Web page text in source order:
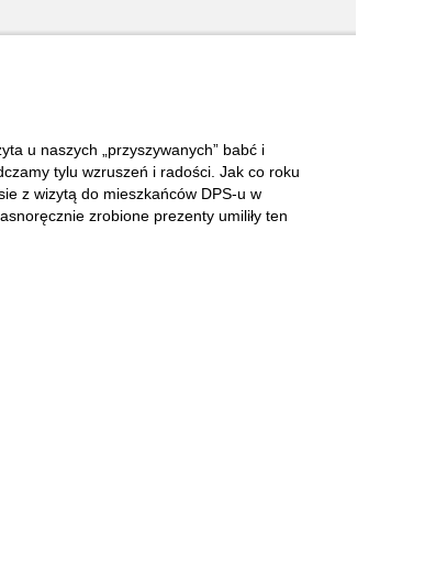
u naszych „przyszywanych” babć i
tylu wzruszeń i radości. Jak co roku
z wizytą do mieszkańców DPS-u w
zrobione prezenty umiliły ten